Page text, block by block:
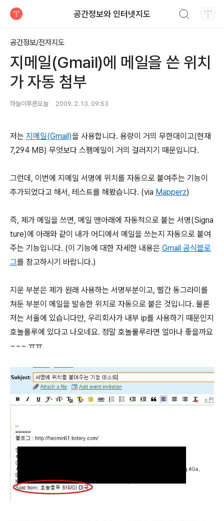
공간정보와 인터넷지도
공간정보/전자지도
지메일(Gmail)에 메일을 쓴 위치
가 자동 첨부
하늘이푸른오늘 2009. 2. 13. 09:53
저는 지메일(Gmail)을 사용합니다. 용량이 거의 무한대이고(현재
7,294 MB) 무엇보다 스팸메일이 거의 걸러지기 때문입니다.
그런데, 이번에 지메일 서명에 위치를 자동으로 붙여주는 기능이
추가되었다고 해서, 테스트를 해봤습니다. (via Mapperz)
즉, 제가 메일을 쓰면, 메일 맨아래에 자동적으로 붙는 서명(Signa
ture)에 아래와 같이 내가 어디에서 메일을 쓰는지 자동으로 붙여
주는 기능입니다. (이 기능에 대한 자세한 내용은 Gmail 공식블로
그를 참고하시기 바랍니다.)
지운 부분은 제가 원래 사용하는 서명부분이고, 빨간 동그라미를
쳐둔 부분이 메일을 발송한 위치로 자동으로 붙은 것입니다. 물론
저는 서울에 있습니다만, 우리회사가 내부 ip를 사용하기 때문인지
호놀롤루에 있다고 나오네요. 정말 호놀룰루라면 얼마나 좋을까요
~~~ ㅠㅠ